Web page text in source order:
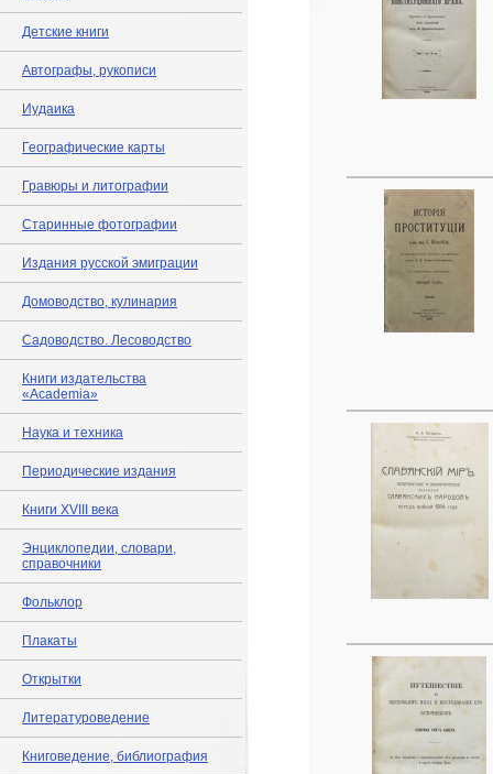
Детские книги
Автографы, рукописи
Иудаика
Географические карты
Гравюры и литографии
Старинные фотографии
Издания русской эмиграции
Домоводство, кулинария
Садоводство. Лесоводство
Книги издательства
«Academia»
Наука и техника
Периодические издания
Книги XVIII века
Энциклопедии, словари,
справочники
Фольклор
Плакаты
Открытки
Литературоведение
Книговедение, библиография